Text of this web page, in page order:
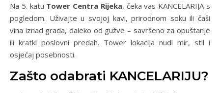
Na 5. katu Tower Centra Rijeka, čeka vas KANCELARIJA s
pogledom. Uživajte u svojoj kavi, prirodnom soku ili čaši
vina iznad grada, daleko od gužve – savršeno za opuštanje
ili kratki poslovni predah. Tower lokacija nudi mir, stil i
osjećaj posebnosti.
Zašto odabrati KANCELARIJU?